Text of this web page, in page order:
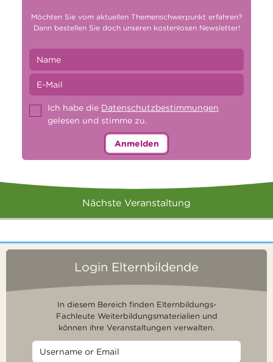
Möchten Sie vom aktuellen Themenschwerpunkt erfahren?
Dann bestellen Sie doch unseren kostenlosen Newsletter!
Ich habe die Datenschutzbestimmungen
gelesen und stimme zu.
Anmelden
Nächste Veranstaltung
Login Elternbildende
In diesem Bereich finden Elternbildungs-
Fachleute Weiterbildungsmaterialien und
können ihre Veranstaltungen verwalten.